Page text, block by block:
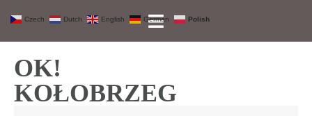
OK!
KOŁOBRZEG
Czech Dutch English German Polish